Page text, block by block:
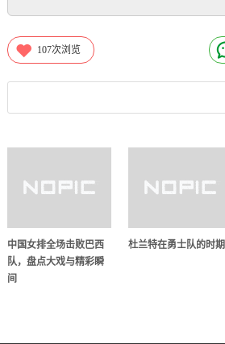
107次浏览
中国女排全场击败巴西
队，盘点大戏与精彩瞬
间
杜兰特在勇士队的时期